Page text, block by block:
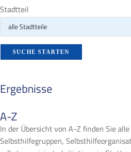
Stadtteil
Ergebnisse
A-Z
In der Übersicht von A-Z finden Sie
Selbsthilfegruppen,